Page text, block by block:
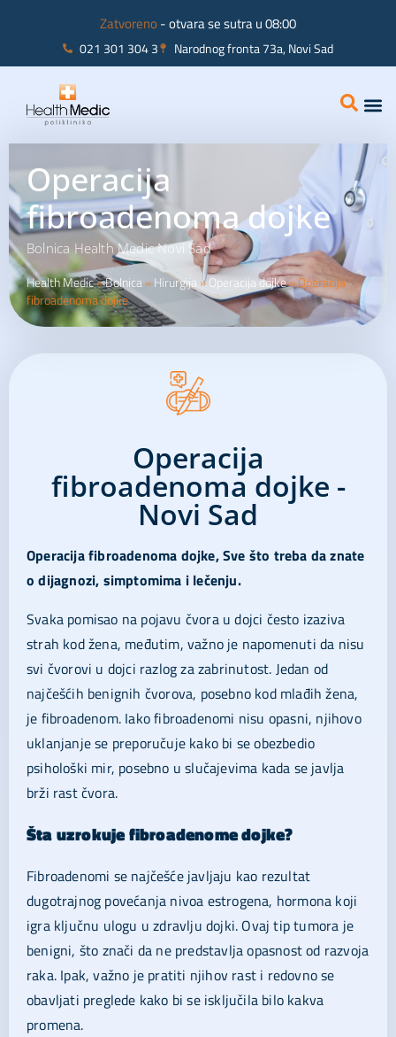
021 301 304 3 Narodnog fronta 73a, Novi Sad
Zatvoreno- otvara se sutra u 08:00
Operacija
fibroadenoma dojke
Bolnica Health Medic Novi Sad
Health Medic»Bolnica » Hirurgija »Operacija dojke»Operacija
fibroadenoma dojke
Operacija
fibroadenoma dojke -
Novi Sad
Operacija fibroadenoma dojke, Sve što treba da znate
o dijagnozi, simptomima i lečenju.
Svaka pomisao na pojavu čvora u dojci često izaziva
strah kod žena, međutim, važno je napomenuti da nisu
svi čvorovi u dojci razlog za zabrinutost. Jedan od
najčešćih benignih čvorova, posebno kod mlađih žena,
je fibroadenom. Iako fibroadenomi nisu opasni, njihovo
uklanjanje se preporučuje kako bi se obezbedio
psihološki mir, posebno u slučajevima kada se javlja
brži rast čvora.
Šta uzrokuje fibroadenome dojke?
Fibroadenomi se najčešće javljaju kao rezultat
dugotrajnog povećanja nivoa estrogena, hormona koji
igra ključnu ulogu u zdravlju dojki. Ovaj tip tumora je
benigni, što znači da ne predstavlja opasnost od razvoja
raka. Ipak, važno je pratiti njihov rast i redovno se
obavljati preglede kako bi se isključila bilo kakva
promena.